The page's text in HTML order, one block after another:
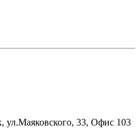
ул.Маяковского, 33, Офис 103